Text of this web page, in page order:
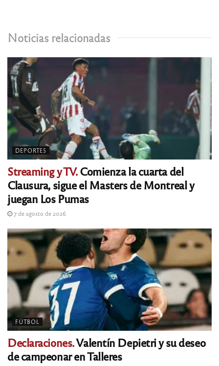
Noticias relacionadas
DEPORTES
Streaming y TV.Comienza la cuarta del
Clausura, sigue el Masters de Montreal y
juegan Los Pumas
7 de agosto de 2026
FÚTBOL
Declaraciones.Valentín Depietri y su deseo
de campeonar en Talleres